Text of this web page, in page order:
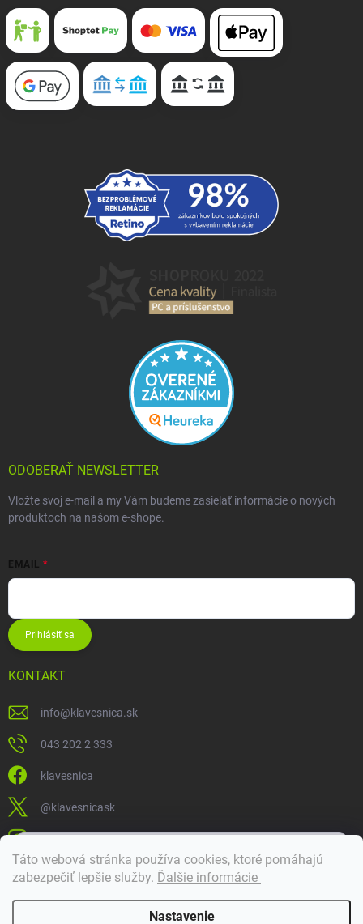
Táto webová stránka používa cookies, ktoré pomáhajú
zabezpečiť lepšie služby. Ďalšie informácie
Nastavenie
ODOBERAŤ NEWSLETTER
Vložte svoj e-mail a my Vám budeme zasielať informácie o nových
produktoch na našom e-shope.
EMAIL
Prihlásiť sa
KONTAKT
info@klavesnica.sk
043 202 2 333
klavesnica
@klavesnicask
klavesnica_sk
Doprava a platba
Dobrý deň! 👋 Pomôžem vám nájsť správny diel. Napíšte mi.